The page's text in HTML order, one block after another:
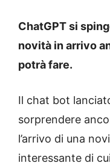
ChatGPT si
novità in arrivo
potrà fare.
Il chat bot
sorprendere
l’arrivo di una
interessante di